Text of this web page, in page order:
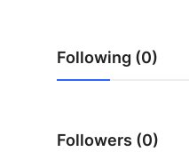
Following (0)
Followers (0)